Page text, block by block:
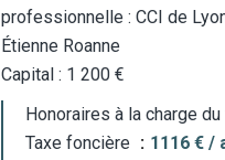
professionnelle : CCI de
Étienne Roanne
Capital : 1 200 €
Honoraires à la charge
Taxe foncière
1116 € /